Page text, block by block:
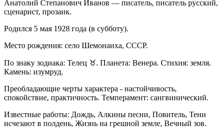
Анатолий Степанович Иванов — писатель, писатель русский,
сценарист, прозаик.
Родился 5 мая 1928 года (в субботу).
Место рождения: село Шемонаиха, СССР.
По знаку зодиака: Телец ♉. Планета: Венера. Стихия: земля.
Камень: изумруд.
Преобладающие черты характера - настойчивость,
спокойствие, практичность. Темперамент: сангвинический.
Известные работы: Дождь, Алкины песни, Повитель, Тени
исчезают в полдень, Жизнь на грешной земле, Вечный зов.